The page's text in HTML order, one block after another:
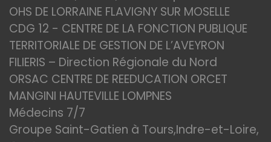
OHS DE LORRAINE FLAVIGNY SUR MOSELLE
CDG 12 - CENTRE DE LA FONCTION PUBLIQUE
TERRITORIALE DE GESTION DE L’AVEYRON
FILIERIS – Direction Régionale du Nord
ORSAC CENTRE DE REEDUCATION ORCET
MANGINI HAUTEVILLE LOMPNES
Médecins 7/7
Groupe Saint-Gatien à Tours,Indre-et-Loire,